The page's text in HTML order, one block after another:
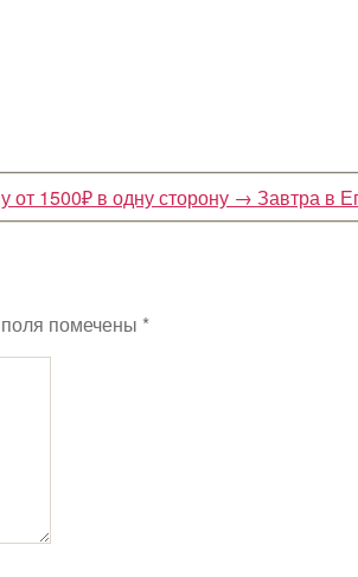
от 1500₽ в одну сторону → Завтра в
помечены *